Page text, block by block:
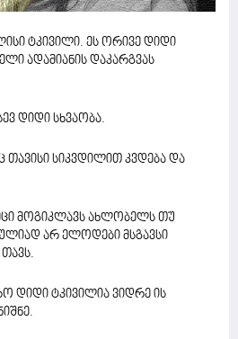
ტკივილი. ეს ორივე დიდი
ადამიანის დაკარგვას
დიდი სხვაობა.
თავისი სიკვდილით კვდება და
მოგიკლავს ახლობელს თუ
არ ელოდები მსგავსი
დიდი ტკივილია ვიდრე ის